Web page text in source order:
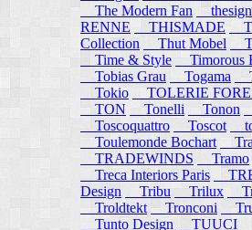
The Modern Fan
thesign
RENNE
THISMADE
Collection
Thut Mobel
Time & Style
Timorous
Tobias Grau
Togama
Tokio
TOLERIE
TON
Tonelli Tonon
Toscoquattro
Toscot
Toulemonde Bochart
TRADEWINDS
Tramo
Treca Interiors Paris
Design
Tribu Trilux
Troldtekt Tronconi
Tunto Design
TUUCI